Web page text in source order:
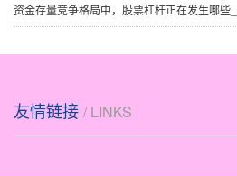
资金存量竞争格局中，股票杠杆正在发生哪些
友情链接 / LINKS